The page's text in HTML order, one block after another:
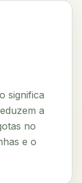
significa
a
no
e o